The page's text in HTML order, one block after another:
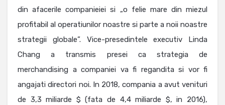
din afacerile companieiei si „o felie mare din miezul
profitabil al operatiunilor noastre si parte a noii noastre
strategii globale”. Vice-presedintele executiv Linda
Chang a transmis presei ca strategia de
merchandising a companiei va fi regandita si vor fi
angajati directori noi. In 2018, compania a avut venituri
de 3,3 miliarde $ (fata de 4,4 miliarde $, in 2016),